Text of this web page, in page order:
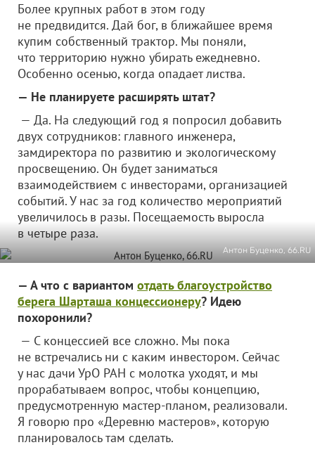
Более крупных работ в этом году
не предвидится. Дай бог, в ближайшее время
купим собственный трактор. Мы поняли,
что территорию нужно убирать ежедневно.
Особенно осенью, когда опадает листва.
— Не планируете расширять штат?
— Да. На следующий год я попросил добавить
двух сотрудников: главного инженера,
замдиректора по развитию и экологическому
просвещению. Он будет заниматься
взаимодействием с инвесторами, организацией
событий. У нас за год количество мероприятий
увеличилось в разы. Посещаемость выросла
в четыре раза.
Антон Буценко, 66.RU
— А что с вариантом отдать благоустройство
берега Шарташа концессионеру? Идею
похоронили?
— С концессией все сложно. Мы пока
не встречались ни с каким инвестором. Сейчас
у нас дачи УрО РАН с молотка уходят, и мы
прорабатываем вопрос, чтобы концепцию,
предусмотренную мастер-планом, реализовали.
Я говорю про «Деревню мастеров», которую
планировалось там сделать.